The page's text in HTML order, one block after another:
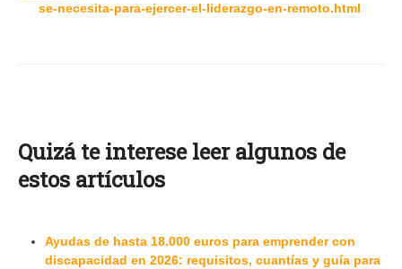
se-necesita-para-ejercer-el-liderazgo-en-remoto.html
Quizá te interese leer algunos de
estos artículos
Ayudas de hasta 18.000 euros para emprender con
discapacidad en 2026: requisitos, cuantías y guía para